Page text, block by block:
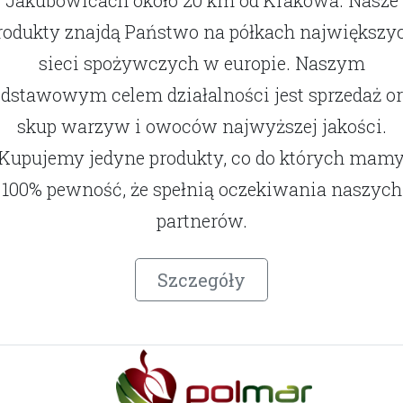
znajdą Państwo na półkach
sieci spożywczych w europie. Naszym
celem działalności jest sprzedaż
skup warzyw i owoców najwyższej jakości.
jedyne produkty, co do których
100% pewność, że spełnią oczekiwania naszych
partnerów.
Szczegóły